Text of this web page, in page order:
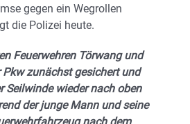
gegen ein Wegrollen
die Polizei heute.
Feuerwehren Törwang und
zunächst gesichert und
Seilwinde wieder nach oben
der junge Mann und seine